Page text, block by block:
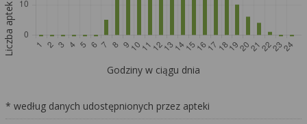
Liczba aptek
Godziny w ciągu dnia
* według danych udostępnionych przez apteki